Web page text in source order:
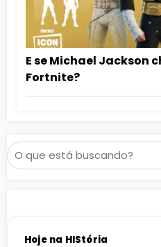
E se Michael Jackson
Fortnite?
Pesquisar
Hoje na HIStória